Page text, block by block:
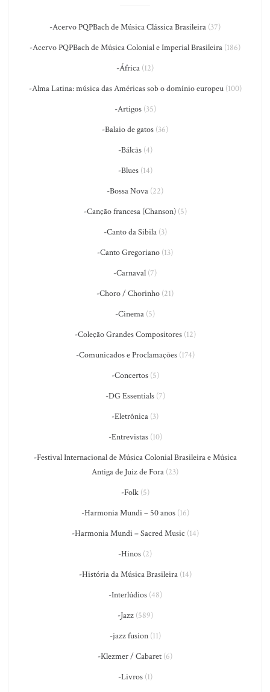
-Acervo PQPBach de Música Clássica Brasileira (37)
-Acervo PQPBach de Música Colonial e Imperial Brasileira (186)
-África (12)
-Alma Latina: música das Américas sob o domínio europeu(100)
-Artigos(35)
-Balaio de gatos (36)
-Bálcãs(4)
-Blues(14)
-Bossa Nova (22)
-Canção francesa (Chanson)(5)
-Canto da Sibila(3)
-Canto Gregoriano (13)
-Carnaval (7)
-Choro / Chorinho (21)
-Cinema (5)
-Coleção Grandes Compositores(12)
-Comunicados e Proclamações(174)
-Concertos(5)
-DG Essentials(7)
-Eletrônica (3)
-Entrevistas(10)
-Festival Internacional de Música Colonial Brasileira e Música
Antiga de Juiz de Fora (23)
-Folk(5)
-Harmonia Mundi – 50 anos(16)
-Harmonia Mundi – Sacred Music (14)
-Hinos (2)
-História da Música Brasileira(14)
-Interlúdios(48)
-Jazz(589)
-jazz fusion(11)
-Klezmer / Cabaret (6)
-Livros(1)